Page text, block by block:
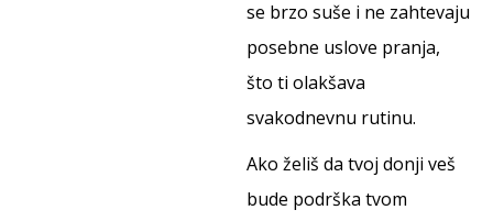
se brzo suše i ne zahtevaju
posebne uslove pranja,
što ti olakšava
svakodnevnu rutinu.
Ako želiš da tvoj donji veš
bude podrška tvom